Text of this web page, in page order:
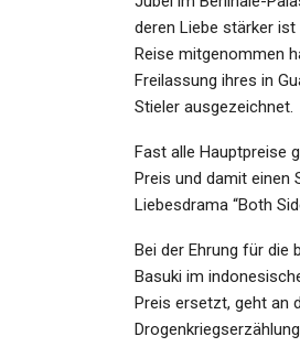
deren Liebe stärker ist
Reise mitgenommen
Freilassung ihres in
Stieler ausgezeichnet.
Fast alle Hauptpreise
Preis und damit einen
Liebesdrama “Both
Bei der Ehrung für die
Basuki im
Preis ersetzt, geht an
Jahreswechsel
Warnen